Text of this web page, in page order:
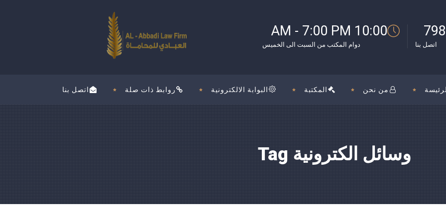
10:00 AM - 7:00 PM
دوام المكتب من السبت الى الخميس اتصل بنا
اتصل بنا روابط ذات صلة البوابة الالكترونية المكتبة من نحن
وسائل الكترونية Tag